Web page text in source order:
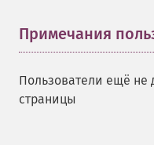
Примечания
Пользователи ещё не
страницы